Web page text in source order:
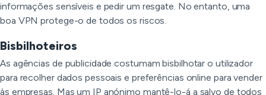
informações sensíveis e pedir um resgate. No entanto, uma
boa VPN protege-o de todos os riscos.
Bisbilhoteiros
As agências de publicidade costumam bisbilhotar o utilizador
para recolher dados pessoais e preferências online para vender
às empresas. Mas um IP anónimo mantê-lo-á a salvo de todos